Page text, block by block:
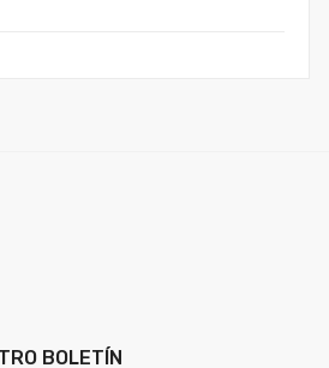
BOLETÍN